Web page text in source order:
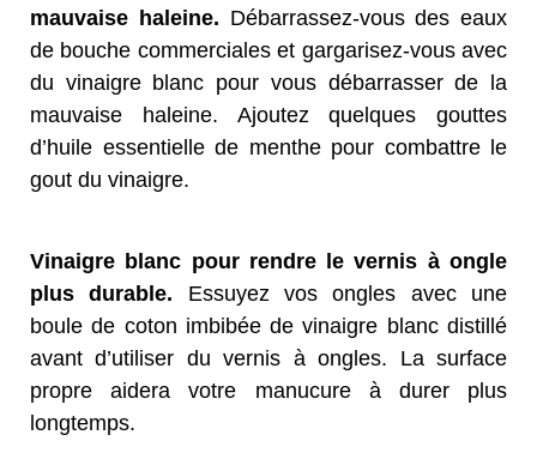
mauvaise haleine. Débarrassez-vous des eaux
de bouche commerciales et gargarisez-vous avec
du vinaigre blanc pour vous débarrasser de la
mauvaise haleine. Ajoutez quelques gouttes
d’huile essentielle de menthe pour combattre le
gout du vinaigre.
Vinaigre blanc pour rendre le vernis à ongle
plus durable. Essuyez vos ongles avec une
boule de coton imbibée de vinaigre blanc distillé
avant d’utiliser du vernis à ongles. La surface
propre aidera votre manucure à durer plus
longtemps.